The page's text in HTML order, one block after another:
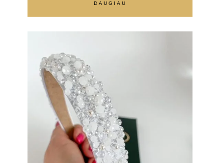
DAUGIAU